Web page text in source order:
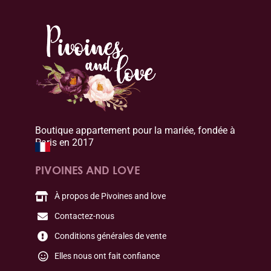
Boutique appartement pour la mariée, fondée à
Paris en 2017
PIVOINES AND LOVE
À propos de Pivoines and love
Contactez-nous
Conditions générales de vente
Elles nous ont fait confiance